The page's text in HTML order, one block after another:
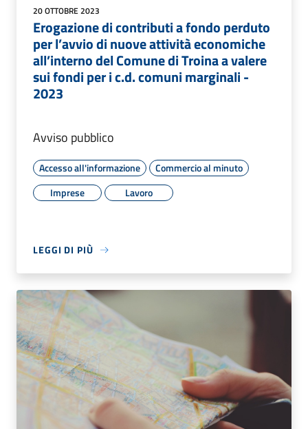
20 OTTOBRE 2023
Erogazione di contributi a fondo perduto
per l’avvio di nuove attività economiche
all’interno del Comune di Troina a valere
sui fondi per i c.d. comuni marginali -
2023
Avviso pubblico
Accesso all'informazione
Commercio al minuto
Imprese
Lavoro
LEGGI DI PIÙ